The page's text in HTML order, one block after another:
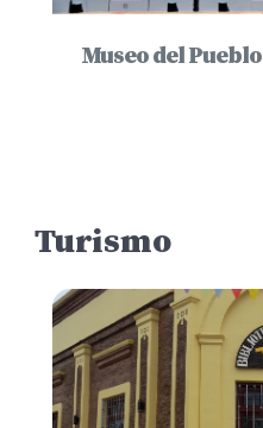
Museo del Pueblo
Turismo